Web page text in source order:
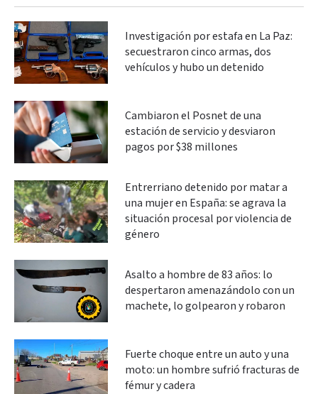
Investigación por estafa en La Paz:
secuestraron cinco armas, dos
vehículos y hubo un detenido
Cambiaron el Posnet de una
estación de servicio y desviaron
pagos por $38 millones
Entrerriano detenido por matar a
una mujer en España: se agrava la
situación procesal por violencia de
género
Asalto a hombre de 83 años: lo
despertaron amenazándolo con un
machete, lo golpearon y robaron
Fuerte choque entre un auto y una
moto: un hombre sufrió fracturas de
fémur y cadera